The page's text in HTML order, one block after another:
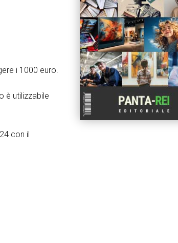
i 1000 euro.
è utilizzabile
con il